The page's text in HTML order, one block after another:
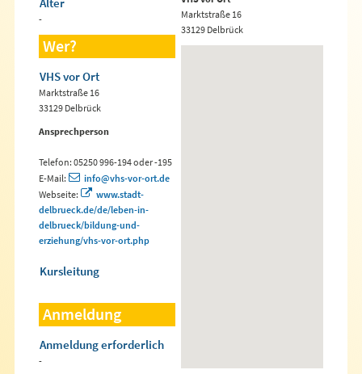
-
Wer?
VHS vor Ort
Marktstraße 16
33129 Delbrück
Ansprechperson
Telefon: 05250 996-194 oder -195
E-Mail:
info@vhs-vor-ort.de
Webseite:
www.stadt-
delbrueck.de/de/leben-in-
delbrueck/bildung-und-
erziehung/vhs-vor-ort.php
Kursleitung
Anmeldung
Anmeldung erforderlich
-
Marktstraße 16
33129 Delbrück